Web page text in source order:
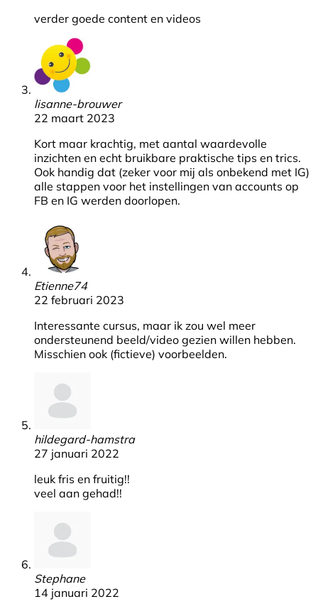
verder goede content en videos
lisanne-brouwer
22 maart 2023
Kort maar krachtig, met aantal waardevolle
inzichten en echt bruikbare praktische tips en trics.
Ook handig dat (zeker voor mij als onbekend met IG)
alle stappen voor het instellingen van accounts op
FB en IG werden doorlopen.
Etienne74
22 februari 2023
Interessante cursus, maar ik zou wel meer
ondersteunend beeld/video gezien willen hebben.
Misschien ook (fictieve) voorbeelden.
hildegard-hamstra
27 januari 2022
leuk fris en fruitig!!
veel aan gehad!!
Stephane
14 januari 2022